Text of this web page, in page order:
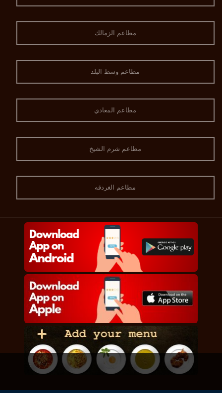
مطاعم الزمالك
مطاعم وسط البلد
مطاعم المعادي
مطاعم شرم الشيخ
مطاعم الغردقه